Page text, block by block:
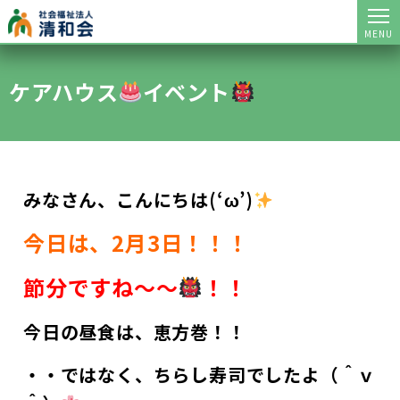
MENU
ケアハウス イベント
みなさん、こんにちは(‘ω’)
今日は、2月3日！！！
節分ですね～～
！！
今日の昼食は、恵方巻！！
・・ではなく、ちらし寿司でしたよ（＾ｖ